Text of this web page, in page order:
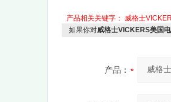
产品相关关键字：
威格士
如果你对威格士VICKERS美国
产品：